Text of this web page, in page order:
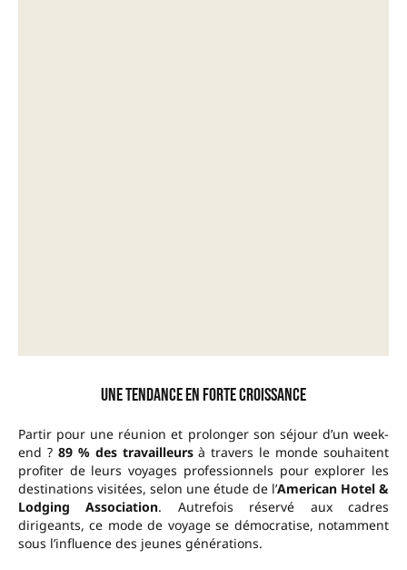
Une tendance en forte croissance
Partir pour une réunion et prolonger son séjour d’un week-
end ? 89 % des travailleursà travers le monde souhaitent
profiter de leurs voyages professionnels pour explorer les
destinations visitées, selon une étude de l’American Hotel &
Lodging Association. Autrefois réservé aux cadres
dirigeants, ce mode de voyage se démocratise, notamment
sous l’influence des jeunes générations.